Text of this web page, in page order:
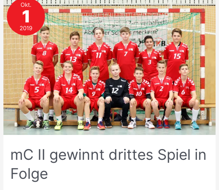
gegen
Pfeffersport
Okt.
1
2019
mC II gewinnt drittes Spiel in
Folge